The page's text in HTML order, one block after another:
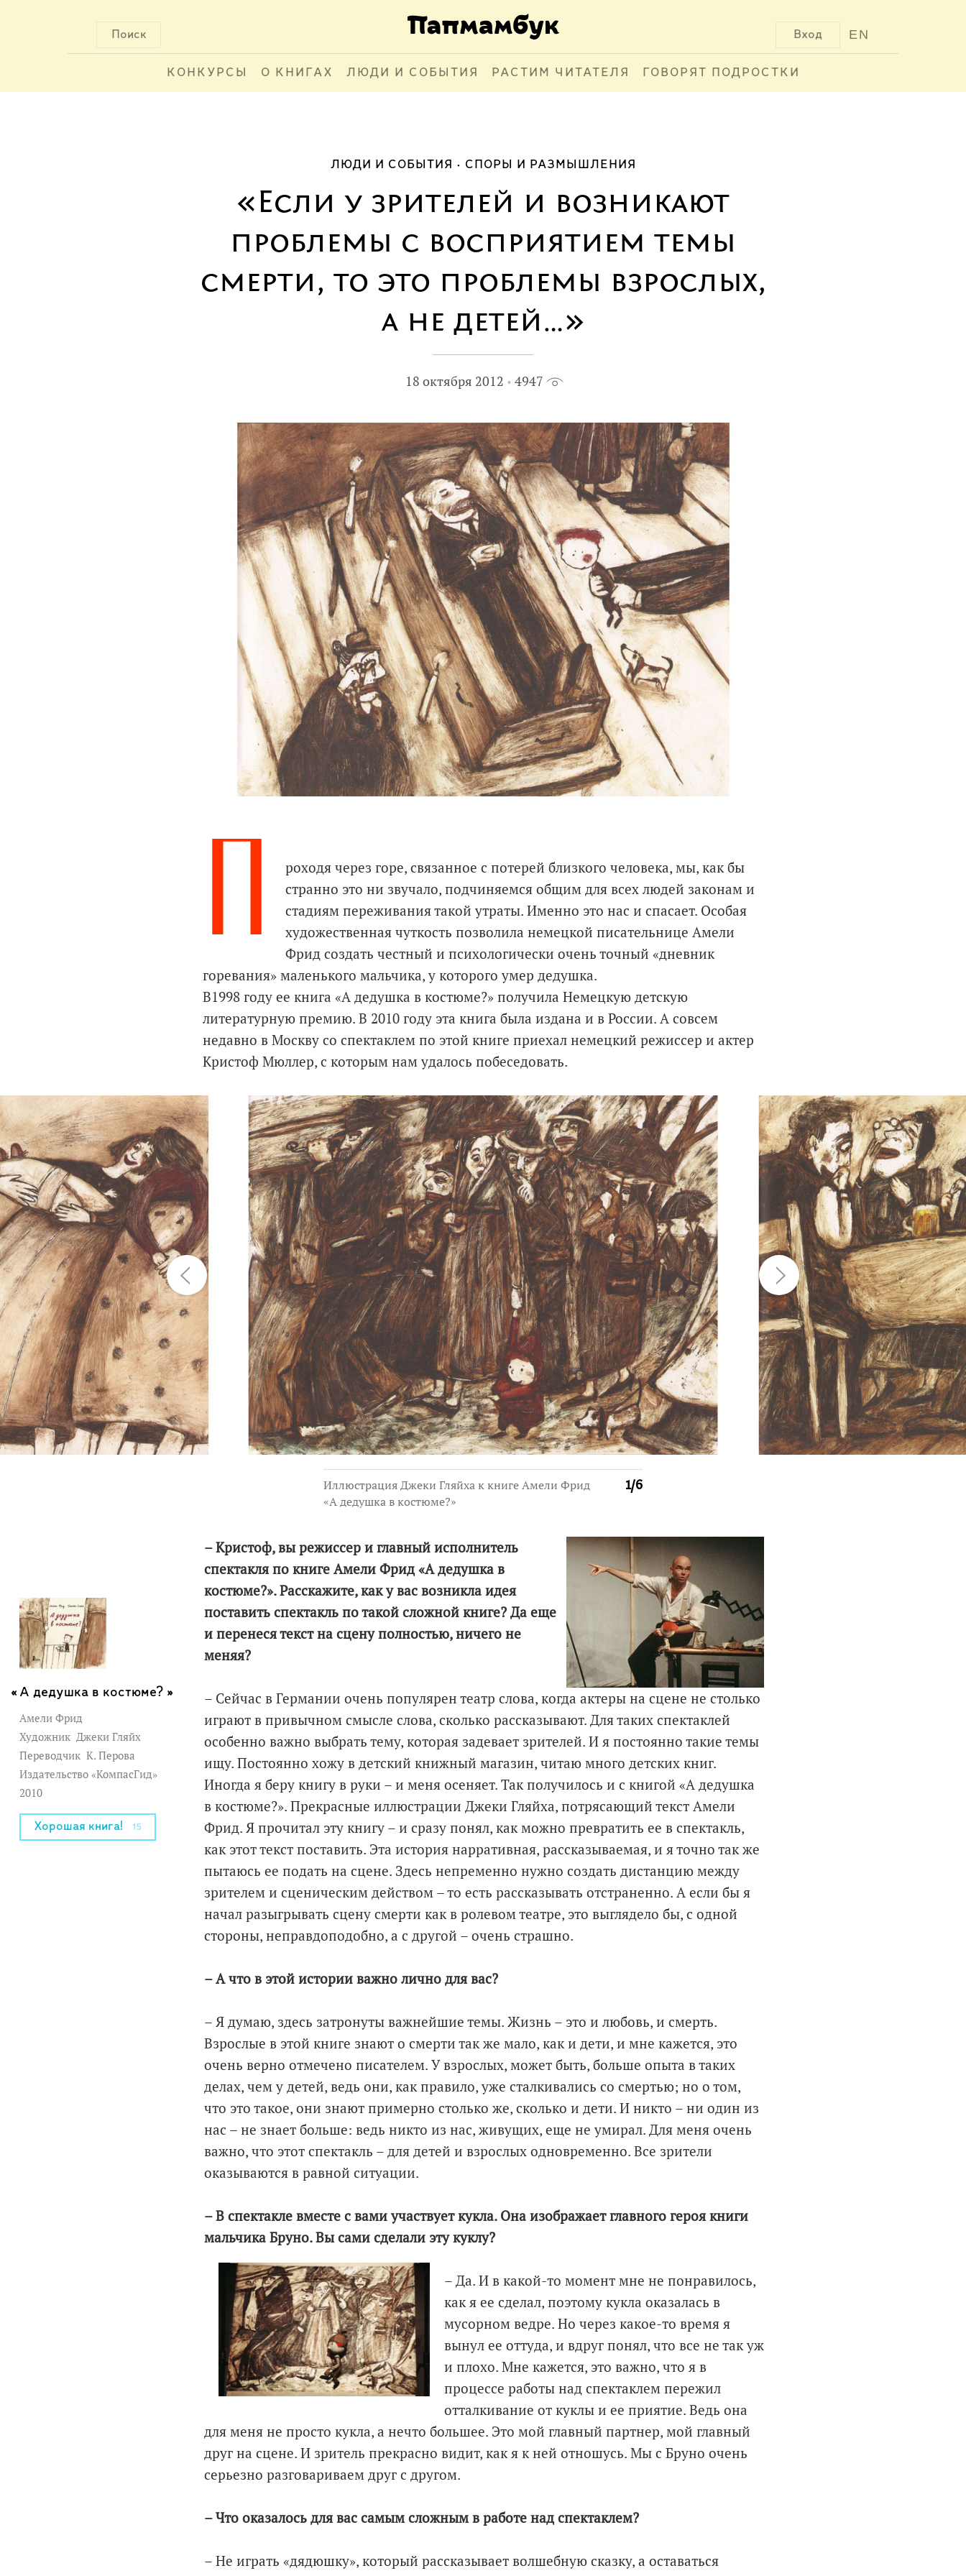
Поиск EN
Вход
КОНКУРСЫ О КНИГАХ ЛЮДИ И СОБЫТИЯ РАСТИМ ЧИТАТЕЛЯ ГОВОРЯТ ПОДРОСТКИ
ЛЮДИ И СОБЫТИЯ СПОРЫ И РАЗМЫШЛЕНИЯ
«Если у зрителей и возникают
проблемы с восприятием темы
смерти, то это проблемы взрослых,
а не детей…»
18 октября 2012 4947
П
роходя через горе, связанное с потерей близкого человека, мы, как бы
странно это ни звучало, подчиняемся общим для всех людей законам и
стадиям переживания такой утраты. Именно это нас и спасает. Особая
художественная чуткость позволила немецкой писательнице Амели
Фрид создать честный и психологически очень точный «дневник
горевания» маленького мальчика, у которого умер дедушка.
В1998 году ее книга «А дедушка в костюме?» получила Немецкую детскую
литературную премию. В 2010 году эта книга была издана и в России. А совсем
недавно в Москву со спектаклем по этой книге приехал немецкий режиссер и актер
Кристоф Мюллер, с которым нам удалось побеседовать.
1/6
Иллюстрация Джеки Гляйха к книге Амели Фрид
«А дедушка в костюме?»
А дедушка в костюме? »
Амели Фрид
Художник Джеки Гляйх
Переводчик К. Перова
Издательство «КомпасГид»
2010
Хорошая книга! 15
– Кристоф, вы режиссер и главный исполнитель
спектакля по книге Амели Фрид «А дедушка в
костюме?». Расскажите, как у вас возникла идея
поставить спектакль по такой сложной книге? Да еще
и перенеся текст на сцену полностью, ничего не
меняя?
– Сейчас в Германии очень популярен театр слова, когда актеры на сцене не столько
играют в привычном смысле слова, сколько рассказывают. Для таких спектаклей
особенно важно выбрать тему, которая задевает зрителей. И я постоянно такие темы
ищу. Постоянно хожу в детский книжный магазин, читаю много детских книг.
Иногда я беру книгу в руки – и меня осеняет. Так получилось и с книгой «А дедушка
в костюме?». Прекрасные иллюстрации Джеки Гляйха, потрясающий текст Амели
Фрид. Я прочитал эту книгу – и сразу понял, как можно превратить ее в спектакль,
как этот текст поставить. Эта история нарративная, рассказываемая, и я точно так же
пытаюсь ее подать на сцене. Здесь непременно нужно создать дистанцию между
зрителем и сценическим действом – то есть рассказывать отстраненно. А если бы я
начал разыгрывать сцену смерти как в ролевом театре, это выглядело бы, с одной
стороны, неправдоподобно, а с другой – очень страшно.
– А что в этой истории важно лично для вас?
– Я думаю, здесь затронуты важнейшие темы. Жизнь – это и любовь, и смерть.
Взрослые в этой книге знают о смерти так же мало, как и дети, и мне кажется, это
очень верно отмечено писателем. У взрослых, может быть, больше опыта в таких
делах, чем у детей, ведь они, как правило, уже сталкивались со смертью; но о том,
что это такое, они знают примерно столько же, сколько и дети. И никто – ни один из
нас – не знает больше: ведь никто из нас, живущих, еще не умирал. Для меня очень
важно, что этот спектакль – для детей и взрослых одновременно. Все зрители
оказываются в равной ситуации.
– В спектакле вместе с вами участвует кукла. Она изображает главного героя книги
мальчика Бруно. Вы сами сделали эту куклу?
– Да. И в какой-то момент мне не понравилось,
как я ее сделал, поэтому кукла оказалась в
мусорном ведре. Но через какое-то время я
вынул ее оттуда, и вдруг понял, что все не так уж
и плохо. Мне кажется, это важно, что я в
процессе работы над спектаклем пережил
отталкивание от куклы и ее приятие. Ведь она
для меня не просто кукла, а нечто большее. Это мой главный партнер, мой главный
друг на сцене. И зритель прекрасно видит, как я к ней отношусь. Мы с Бруно очень
серьезно разговариваем друг с другом.
– Что оказалось для вас самым сложным в работе над спектаклем?
– Не играть «дядюшку», который рассказывает волшебную сказку, а оставаться